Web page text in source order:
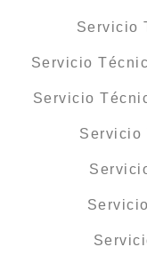
Servicio
Servicio
Servicio